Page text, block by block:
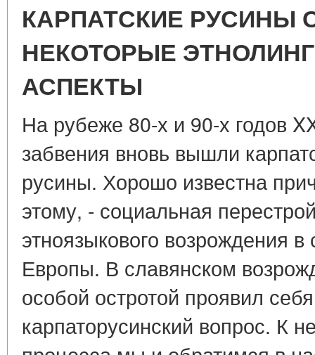
КАРПАТСКИЕ РУСИНЫ
НЕКОТОРЫЕ
АСПЕКТЫ
На рубеже 80-х и 90-х годов
забвения вновь вышли
русины. Хорошо известна
этому, - социальная
этноязыкового возрождения в
Европы. В славянском
особой остротой проявил
карпаторусинский вопрос. К